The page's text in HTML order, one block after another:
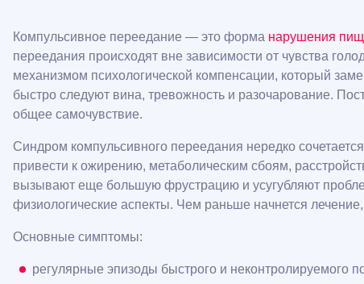
Компульсивное переедание — это форма нарушения
переедания происходят вне зависимости от чувства
механизмом психологической компенсации, который
быстро следуют вина, тревожность и разочарование.
общее самочувствие.
Синдром компульсивного переедания нередко
привести к ожирению, метаболическим сбоям,
вызывают еще большую фрустрацию и усугубляют
физиологические аспекты. Чем раньше начнется
Основные симптомы:
регулярные эпизоды быстрого и неконтролируемого